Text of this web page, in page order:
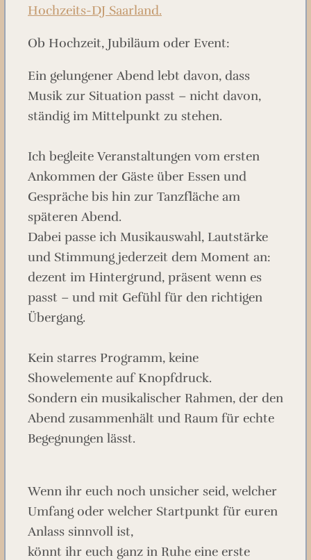
Hochzeits-DJ Saarland.
Ob Hochzeit, Jubiläum oder Event:
Ein gelungener Abend lebt davon, dass
Musik zur Situation passt – nicht davon,
ständig im Mittelpunkt zu stehen.
Ich begleite Veranstaltungen vom ersten
Ankommen der Gäste über Essen und
Gespräche bis hin zur Tanzfläche am
späteren Abend.
Dabei passe ich Musikauswahl, Lautstärke
und Stimmung jederzeit dem Moment an:
dezent im Hintergrund, präsent wenn es
passt – und mit Gefühl für den richtigen
Übergang.
Kein starres Programm, keine
Showelemente auf Knopfdruck.
Sondern ein musikalischer Rahmen, der den
Abend zusammenhält und Raum für echte
Begegnungen lässt.
Wenn ihr euch noch unsicher seid, welcher
Umfang oder welcher Startpunkt für euren
Anlass sinnvoll ist,
könnt ihr euch ganz in Ruhe eine erste